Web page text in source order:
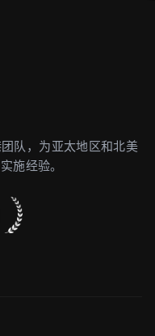
队，为亚太地区和北美
施经验。